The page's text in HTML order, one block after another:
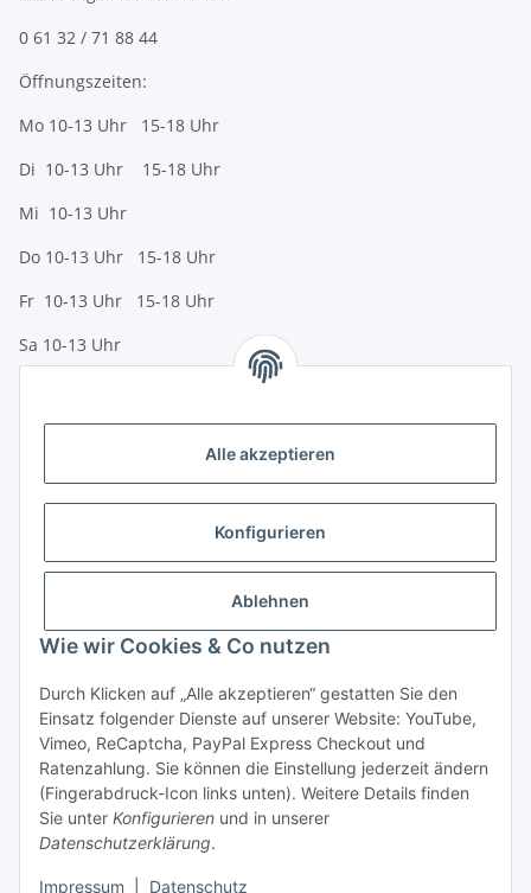
Alle akzeptieren
Konfigurieren
Ablehnen
Wie wir Cookies & Co nutzen
Durch Klicken auf „Alle akzeptieren“ gestatten Sie den
Einsatz folgender Dienste auf unserer Website: YouTube,
Vimeo, ReCaptcha, PayPal Express Checkout und
Ratenzahlung. Sie können die Einstellung jederzeit ändern
(Fingerabdruck-Icon links unten). Weitere Details finden
Sie unter Konfigurieren und in unserer
Datenschutzerklärung.
Impressum Datenschutz
0 61 32 / 71 88 44
Öffnungszeiten:
Mo 10-13 Uhr 15-18 Uhr
Di 10-13 Uhr 15-18 Uhr
Mi 10-13 Uhr
Do 10-13 Uhr 15-18 Uhr
Fr 10-13 Uhr 15-18 Uhr
Sa 10-13 Uhr
Vorkasse (per Bank-Überweisung)
Sofortüberweisung
Rechnungskauf
Gesetzliche Informationen
Informationen
Vertrag widerrufen
* Alle Preise inkl. gesetzlicher USt., zzgl.